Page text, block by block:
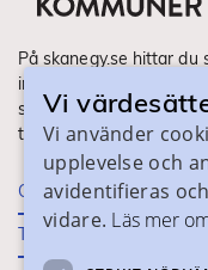
På skanegy.se hittar du
information om ditt
som finns och hur
tillhandahålls av Skånes
Om webbplatsen
Tillgänglighet
Vi
Vi använder
upplevelse och
avidentifieras
vidare. Läs mer